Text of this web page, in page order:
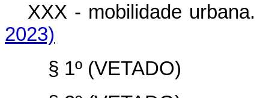
XXX - mobilidade
2023)
§ 1º (VETADO)